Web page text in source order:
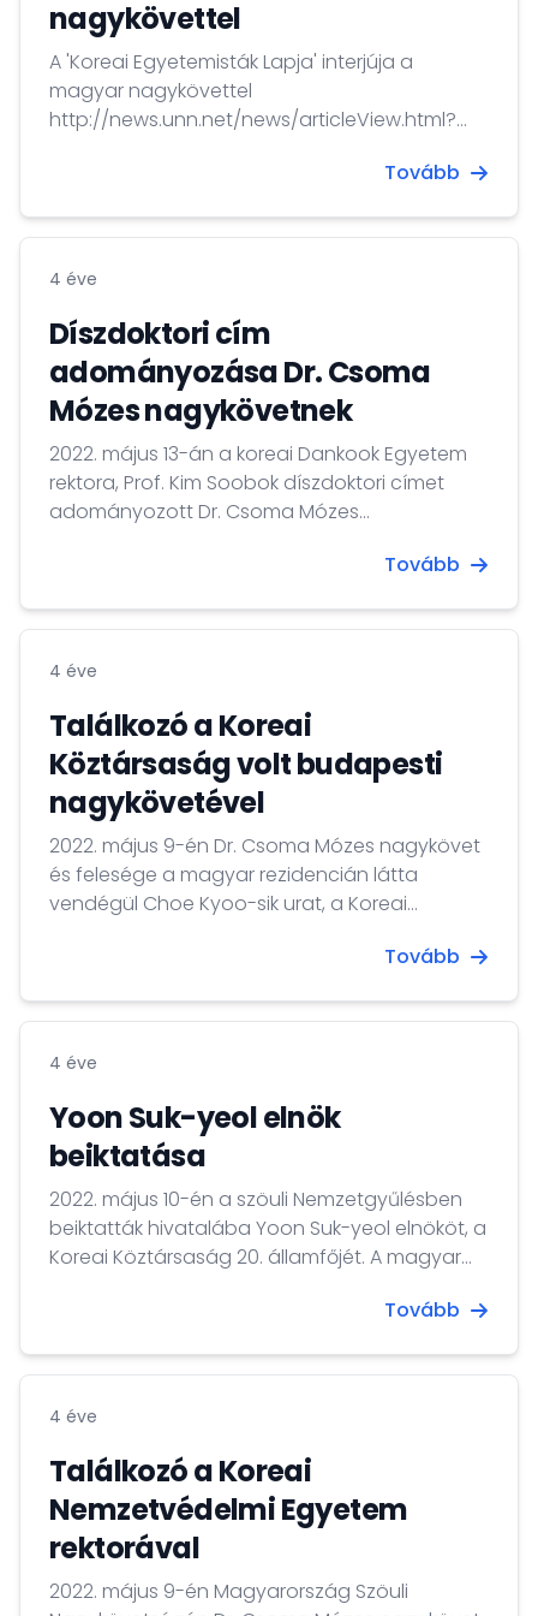
nagykövettel
A 'Koreai Egyetemisták Lapja' interjúja a
magyar nagykövettel
http://news.unn.net/news/articleView.html?
Tovább
4 éve
Díszdoktori cím
adományozása Dr. Csoma
Mózes nagykövetnek
2022. május 13-án a koreai Dankook Egyetem
rektora, Prof. Kim Soobok díszdoktori címet
adományozott Dr. Csoma Mózes
tudományos tevékenységét ismerte el,
fejtett ki. Az ünnepélyes ceremónián a
eon volt miniszter, az 1988-as magyar - dél-
koreai kapcsolatépítés főtárgyalója; Choe...
Tovább
4 éve
Találkozó a Koreai
Köztársaság volt budapesti
nagykövetével
2022. május 9-én Dr. Csoma Mózes nagykövet
és felesége a magyar rezidencián látta
vendégül Choe Kyoo-sik urat, a Koreai
Tovább
4 éve
Yoon Suk-yeol elnök
beiktatása
2022. május 10-én a szöuli Nemzetgyűlésben
beiktatták hivatalába Yoon Suk-yeol elnököt, a
Koreai Köztársaság 20. államfőjét. A magyar
Tovább
4 éve
Találkozó a Koreai
Nemzetvédelmi Egyetem
rektorával
2022. május 9-én Magyarország Szöuli